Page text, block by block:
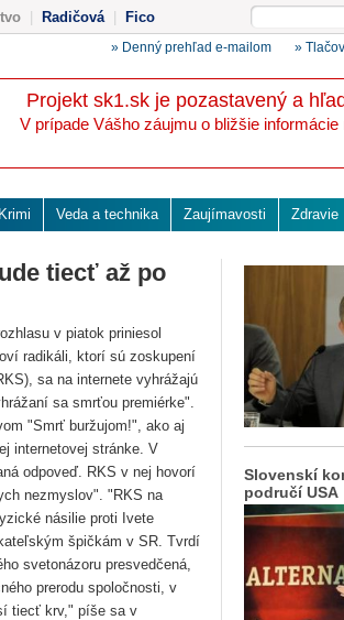
Radičová| Fico
» Denný prehľad e-mailom »
Projekt sk1.sk je pozastavený a
V prípade Vášho záujmu o bližšie informácie
Krimi Veda a technika Zaujímavosti Zdravie
Slovenskí
područí USA
tiecť až po
v piatok priniesol
radikáli, ktorí sú zoskupení
sa na internete vyhrážajú
sa smrťou premiérke".
"Smrť buržujom!", ako aj
internetovej stránke. V
odpoveď. RKS v nej hovorí
nezmyslov". "RKS na
násilie proti Ivete
špičkám v SR. Tvrdí
svetonázoru presvedčená,
prerodu spoločnosti, v
tiecť krv," píše sa v